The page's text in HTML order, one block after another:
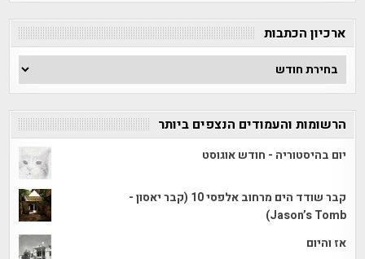
ארכיון הכתבות
ארכיון
הכתבות
הרשומות והעמודים הנצפים ביותר
יום בהיסטוריה - חודש אוגוסט
קבר שודד הים מרחוב אלפסי 10 (קבר יאסון -
Jason’s Tomb)
אז והיום